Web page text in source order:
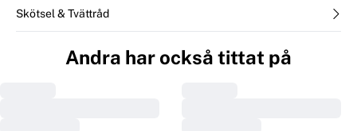
Skötsel & Tvättråd
Andra har också tittat på